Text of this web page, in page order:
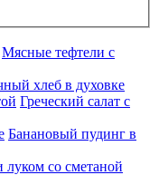
Мясные тефтели с
хлеб в духовке
Греческий салат с
Банановый пудинг в